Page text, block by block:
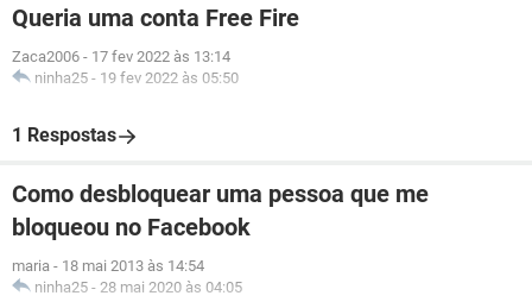
Queria uma conta Free Fire
Zaca2006 - 17 fev 2022 às 13:14
ninha25 - 19 fev 2022 às 05:50
1 Respostas
Como desbloquear uma pessoa que me
bloqueou no Facebook
maria - 18 mai 2013 às 14:54
ninha25 - 28 mai 2020 às 04:05